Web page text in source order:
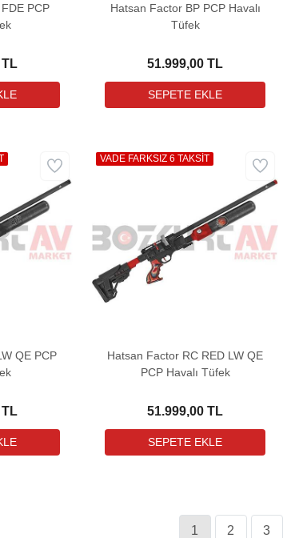
PCP
TL
Hatsan Factor BP PCP Havalı
Tüfek
51.999,00 TL
QE PCP
TL
Hatsan Factor RC RED LW QE
PCP Havalı Tüfek
51.999,00 TL
VADE FARKSIZ 6 TAKSİT
1 2 3